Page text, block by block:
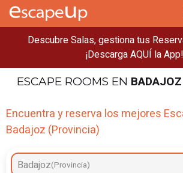
Descubre Salas, gestiona tus
¡Descarga AQUÍ la App!
ESCAPE ROOMS EN
Encuentra y reserva los mejores
Badajoz (Provincia)
Badajoz(Provincia)